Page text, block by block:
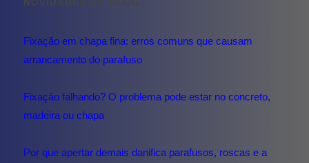
Fixação em chapa fina: erros comuns que causam
arrancamento do parafuso
Fixação falhando? O problema pode estar no concreto,
madeira ou chapa
Por que apertar demais danifica parafusos, roscas e a